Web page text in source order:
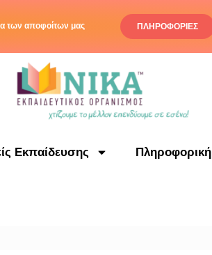
των αποφοίτων μας ΠΛΗΡΟΦΟΡΙΕΣ
Εκπαίδευσης Πληροφορική